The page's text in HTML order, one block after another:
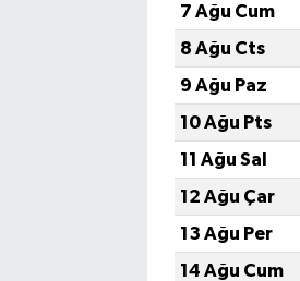
7 Ağu Cum
8 Ağu Cts
9 Ağu Paz
10 Ağu Pts
11 Ağu Sal
12 Ağu Çar
13 Ağu Per
14 Ağu Cum